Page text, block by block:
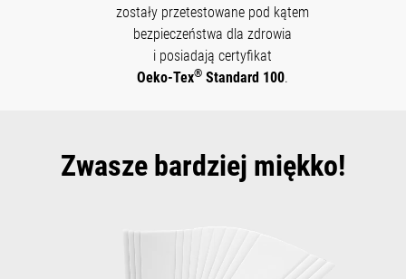
zostały przetestowane pod kątem
bezpieczeństwa dla zdrowia
i posiadają certyfikat
Oeko-Tex®Standard 100.
Zwasze bardziej miękko!